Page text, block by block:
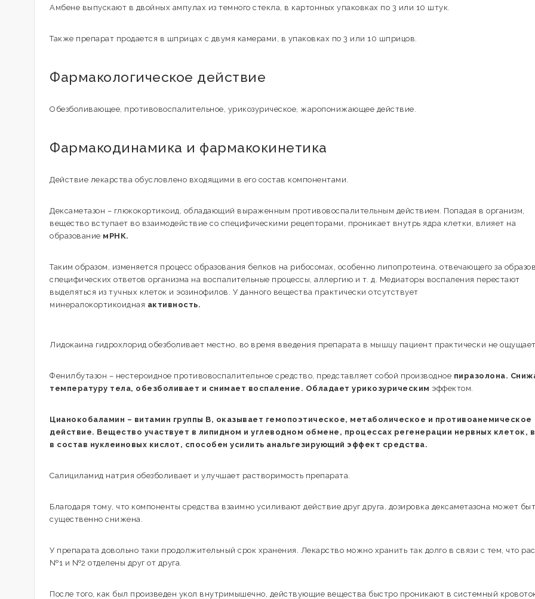
Амбене выпускают в двойных ампулах из темного стекла, в картонных упаковках по 3 или 10 штук.
Также препарат продается в шприцах с двумя камерами, в упаковках по 3 или 10 шприцов.
Фармакологическое действие
Обезболивающее, противовоспалительное, урикозурическое, жаропонижающее действие.
Фармакодинамика и фармакокинетика
Действие лекарства обусловлено входящими в его состав компонентами.
Дексаметазон – глюкокортикоид, обладающий выраженным противовоспалительным действием. Попадая в организм,
вещество вступает во взаимодействие со специфическими рецепторами, проникает внутрь ядра клетки, влияет на
образование мРНК.
Таким образом, изменяется процесс образования белков на рибосомах, особенно липопротеина, отвечающего за
специфических ответов организма на воспалительные процессы, аллергию и т. д. Медиаторы воспаления перестают
выделяться из тучных клеток и эозинофилов. У данного вещества практически отсутствует
минералокортикоидная активность.
Лидокаина гидрохлорид обезболивает местно, во время введения препарата в мышцу пациент практически не
Фенилбутазон – нестероидное противовоспалительное средство, представляет собой производное пиразолона.
температуру тела, обезболивает и снимает воспаление. Обладает урикозурическим эффектом.
Цианокобаламин – витамин группы В, оказывает гемопоэтическое, метаболическое и противоанемическое
действие. Вещество участвует в липидном и углеводном обмене, процессах регенерации нервных клеток,
в состав нуклеиновых кислот, способен усилить анальгезирующий эффект средства.
Салициламид натрия обезболивает и улучшает растворимость препарата.
Благодаря тому, что компоненты средства взаимно усиливают действие друг друга, дозировка дексаметазона может
существенно снижена.
У препарата довольно таки продолжительный срок хранения. Лекарство можно хранить так долго в связи с тем, что
№1 и №2 отделены друг от друга.
После того, как был произведен укол внутримышечно, действующие вещества быстро проникают в системный